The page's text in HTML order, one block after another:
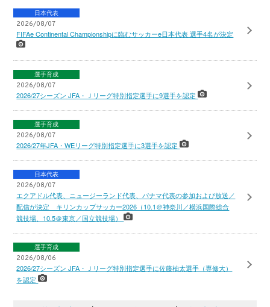
日本代表
2026/08/07
FIFAe Continental Championshipに臨むサッカーe日本代表 選手4名が決定
選手育成
2026/08/07
2026/27シーズン JFA・Ｊリーグ特別指定選手に9選手を認定
選手育成
2026/08/07
2026/27年JFA・WEリーグ特別指定選手に3選手を認定
日本代表
2026/08/07
エクアドル代表、ニュージーランド代表、パナマ代表の参加および放送／
配信が決定 キリンカップサッカー2026（10.1＠神奈川／横浜国際総合
競技場、10.5＠東京／国立競技場）
選手育成
2026/08/06
2026/27シーズン JFA・Ｊリーグ特別指定選手に佐藤柚太選手（専修大）
を認定